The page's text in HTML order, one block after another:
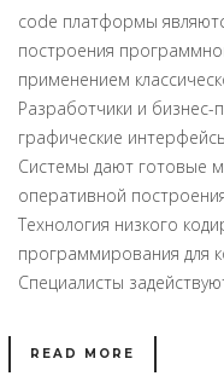
code платформы
построения
применением
Разработчики и бизнес-
графические
Системы дают готовые
оперативной
Технология низкого
программирования для
Специалисты
READ MORE